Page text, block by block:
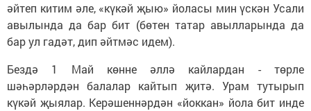
әйтеп китим әле, «күкәй җыю» йоласы мин үскән Усали
авылында да бар бит (бөтен татар авылларында да
бар ул гадәт, дип әйтмәс идем).
Бездә 1 Май көнне әллә кайлардан - төрле
шәһәрләрдән балалар кайтып җитә. Урам тутырып
күкәй җыялар. Керәшеннәрдән «йоккан» йола бит инде